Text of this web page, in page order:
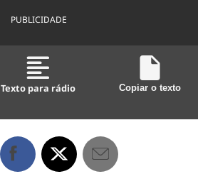
PUBLICIDADE
Texto para rádio Copiar o texto